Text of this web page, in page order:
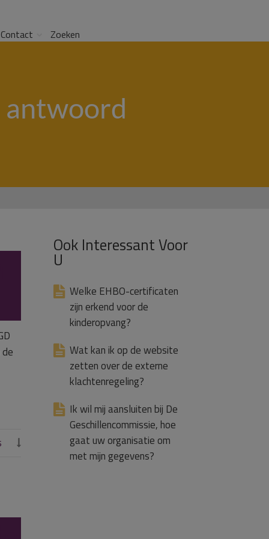
Contact Zoeken
antwoord

Ook Interessant Voor
U
Welke EHBO-certificaten
zijn erkend voor de
kinderopvang?
Wat kan ik op de website
zetten over de externe
klachtenregeling?
Ik wil mij aansluiten bij De
Geschillencommissie, hoe
gaat uw organisatie om
met mijn gegevens?